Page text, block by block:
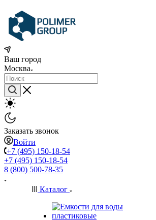
Ваш город
Москва
Заказать звонок
Войти
+7 (495) 150-18-54
+7 (495) 150-18-54
8 (800) 500-78-35
Каталог